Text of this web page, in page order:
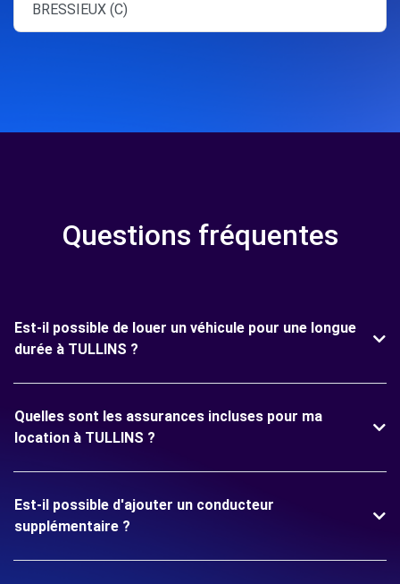
BRESSIEUX (C)
Questions fréquentes
Est-il possible de louer un véhicule pour une longue
durée à TULLINS ?
Quelles sont les assurances incluses pour ma
location à TULLINS ?
Est-il possible d'ajouter un conducteur
supplémentaire ?